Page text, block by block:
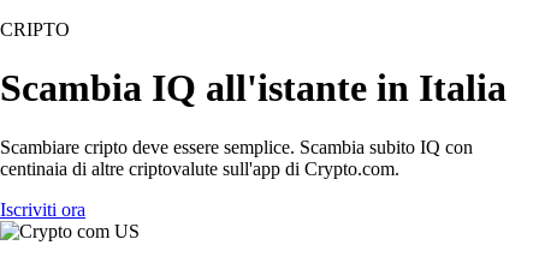
CRIPTO
Scambia IQ all'istante in Italia
Scambiare cripto deve essere semplice. Scambia subito IQ con
centinaia di altre criptovalute sull'app di Crypto.com.
Iscriviti ora